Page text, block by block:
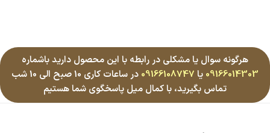
هرگونه سوال یا مشکلی در رابطه با این محصول دارید باشماره
09166014303 یا 09166108747
در ساعات کاری 10 صبح الی 10 شب
تماس بگیرید، با کمال میل پاسخگوی شما هستیم